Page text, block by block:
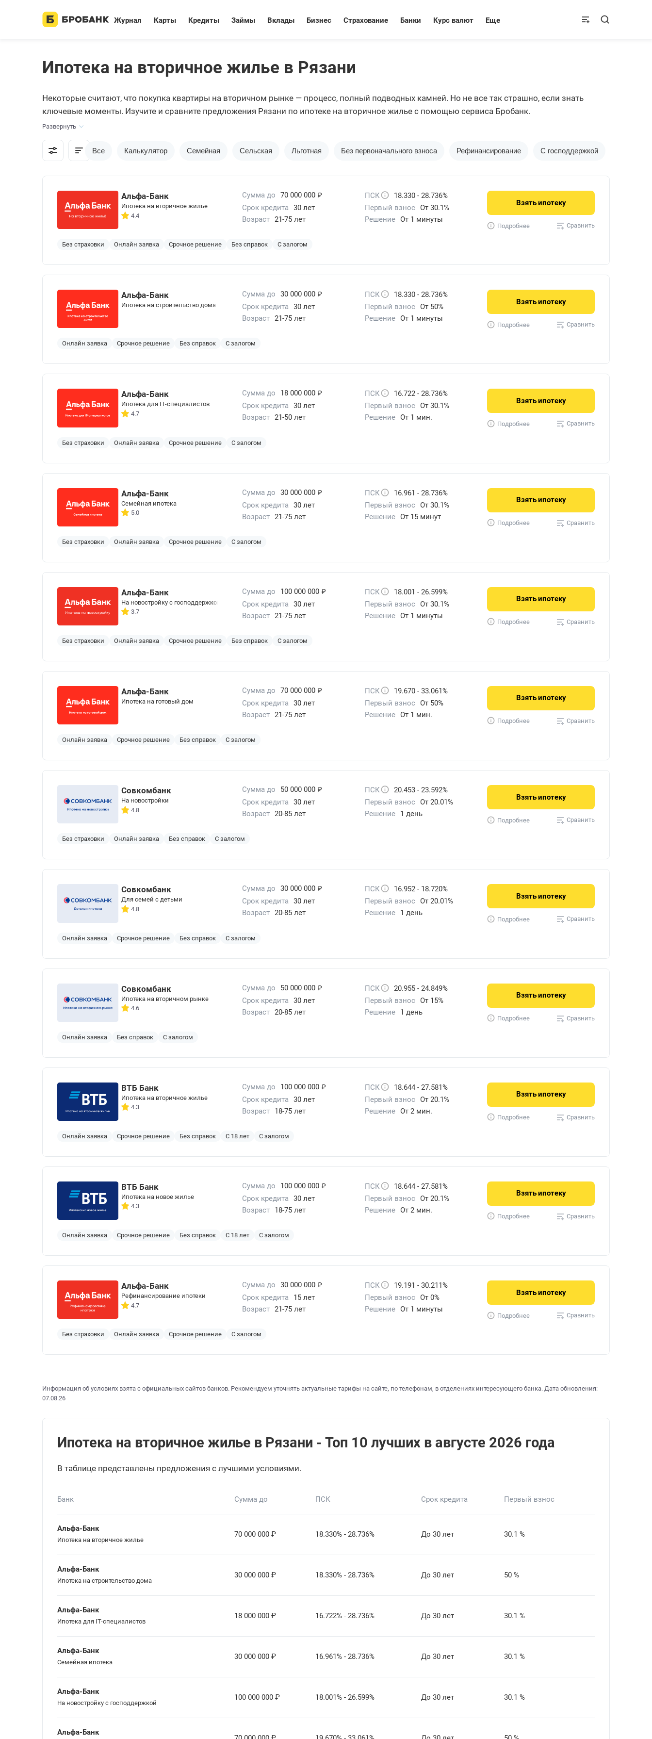
Журнал Карты Кредиты Займы Вклады Бизнес Страхование Банки Курс валют Еще
Ипотека на вторичное жилье в Рязани
Некоторые считают, что покупка квартиры на вторичном рынке — процесс, полный подводных камней. Но не все так страшно, если знать
ключевые моменты. Изучите и сравните предложения Рязани по ипотеке на вторичное жилье с помощью сервиса Бробанк.
Развернуть
Все Калькулятор Семейная Сельская Льготная Без первоначального взноса Рефинансирование С господдержкой
Альфа-Банк
Ипотека на вторичное жилье
4.4
Сумма до 70 000 000 ₽ ПСК
18.330 - 28.736%
Срок кредита 30 лет Первый взнос От 30.1%
Возраст 21-75 лет Решение От 1 минуты
Без страховки Онлайн заявка Срочное решение Без справок С залогом
Взятьипотеку
Подробнее Сравнить
Альфа-Банк
Ипотека на строительство дома
Сумма до 30 000 000 ₽ ПСК
18.330 - 28.736%
Срок кредита 30 лет Первый взнос От 50%
Возраст 21-75 лет Решение От 1 минуты
Онлайн заявка Срочное решение Без справок С залогом
Взятьипотеку
Подробнее Сравнить
Альфа-Банк
Ипотека для IT-специалистов
4.7
Сумма до 18 000 000 ₽ ПСК
16.722 - 28.736%
Срок кредита 30 лет Первый взнос От 30.1%
Возраст 21-50 лет Решение От 1 мин.
Без страховки Онлайн заявка Срочное решение С залогом
Взятьипотеку
Подробнее Сравнить
Альфа-Банк
Семейная ипотека
5.0
Сумма до 30 000 000 ₽ ПСК
16.961 - 28.736%
Срок кредита
30 лет Первый взнос От 30.1%
Возраст 21-75 лет Решение От 15 минут
Без страховки Онлайн заявка Срочное решение С залогом
Взятьипотеку
Подробнее Сравнить
Альфа-Банк
На новостройку с господдержкой
3.7
Сумма до 100 000 000 ₽ ПСК
18.001 - 26.599%
Срок кредита 30 лет Первый взнос От 30.1%
Возраст 21-75 лет Решение От 1 минуты
Без страховки Онлайн заявка Срочное решение Без справок С залогом
Взятьипотеку
Подробнее Сравнить
Альфа-Банк
Ипотека на готовый дом
Сумма до 70 000 000 ₽ ПСК
19.670 - 33.061%
Срок кредита 30 лет Первый взнос От 50%
Возраст 21-75 лет Решение От 1 мин.
Онлайн заявка Срочное решение Без справок С залогом
Взятьипотеку
Подробнее Сравнить
Совкомбанк
На новостройки
4.8
Сумма до 50 000 000 ₽ ПСК
20.453 - 23.592%
Срок кредита 30 лет Первый взнос От 20.01%
Возраст 20-85 лет Решение 1 день
Без страховки Онлайн заявка Без справок С залогом
Взятьипотеку
Подробнее Сравнить
Совкомбанк
Для семей с детьми
4.8
Сумма до 30 000 000 ₽ ПСК
16.952 - 18.720%
Срок кредита 30 лет Первый взнос От 20.01%
Возраст 20-85 лет Решение 1 день
Онлайн заявка Срочное решение Без справок С залогом
Взятьипотеку
Подробнее Сравнить
Совкомбанк
Ипотека на вторичном рынке
4.6
Сумма до 50 000 000 ₽ ПСК
20.955 - 24.849%
Срок кредита
30 лет Первый взнос От 15%
Возраст 20-85 лет Решение 1 день
Онлайн заявка Без справок С залогом
Взятьипотеку
Подробнее Сравнить
ВТБ Банк
Ипотека на вторичное жилье
4.3
Сумма до 100 000 000 ₽ ПСК
18.644 - 27.581%
Срок кредита 30 лет Первый взнос От 20.1%
Возраст
18-75 лет Решение От 2 мин.
Онлайн заявка Срочное решение Без справок С 18 лет С залогом
Взятьипотеку
Подробнее Сравнить
ВТБ Банк
Ипотека на новое жилье
4.3
Сумма до 100 000 000 ₽ ПСК
18.644 - 27.581%
Срок кредита 30 лет Первый взнос От 20.1%
Возраст
18-75 лет Решение От 2 мин.
Онлайн заявка Срочное решение Без справок С 18 лет С залогом
Взятьипотеку
Подробнее Сравнить
Альфа-Банк
Рефинансирование ипотеки
4.7
Сумма до 30 000 000 ₽ ПСК
19.191 - 30.211%
Срок кредита
15 лет Первый взнос От 0%
Возраст 21-75 лет Решение От 1 минуты
Без страховки Онлайн заявка Срочное решение С залогом
Взятьипотеку
Подробнее Сравнить
Информация об условиях взята с официальных сайтов банков. Рекомендуем уточнять актуальные тарифы на сайте, по телефонам, в отделениях интересующего банка. Дата обновления:
07.08.26
Ипотека на вторичное жилье в Рязани - Топ 10 лучших в августе 2026 года
В таблице представлены предложения с лучшими условиями.
Банк Сумма до ПСК Срок кредита Первый взнос
Альфа-Банк
Ипотека на вторичное жилье
70 000 000 ₽ 18.330% - 28.736% До 30 лет 30.1 %
Альфа-Банк
Ипотека на строительство дома
30 000 000 ₽ 18.330% - 28.736% До 30 лет 50 %
Альфа-Банк
Ипотека для IT-специалистов
18 000 000 ₽ 16.722% - 28.736% До 30 лет 30.1 %
Альфа-Банк
Семейная ипотека
30 000 000 ₽ 16.961% - 28.736% До 30 лет 30.1 %
Альфа-Банк
На новостройку с господдержкой
100 000 000 ₽ 18.001% - 26.599% До 30 лет 30.1 %
Альфа-Банк